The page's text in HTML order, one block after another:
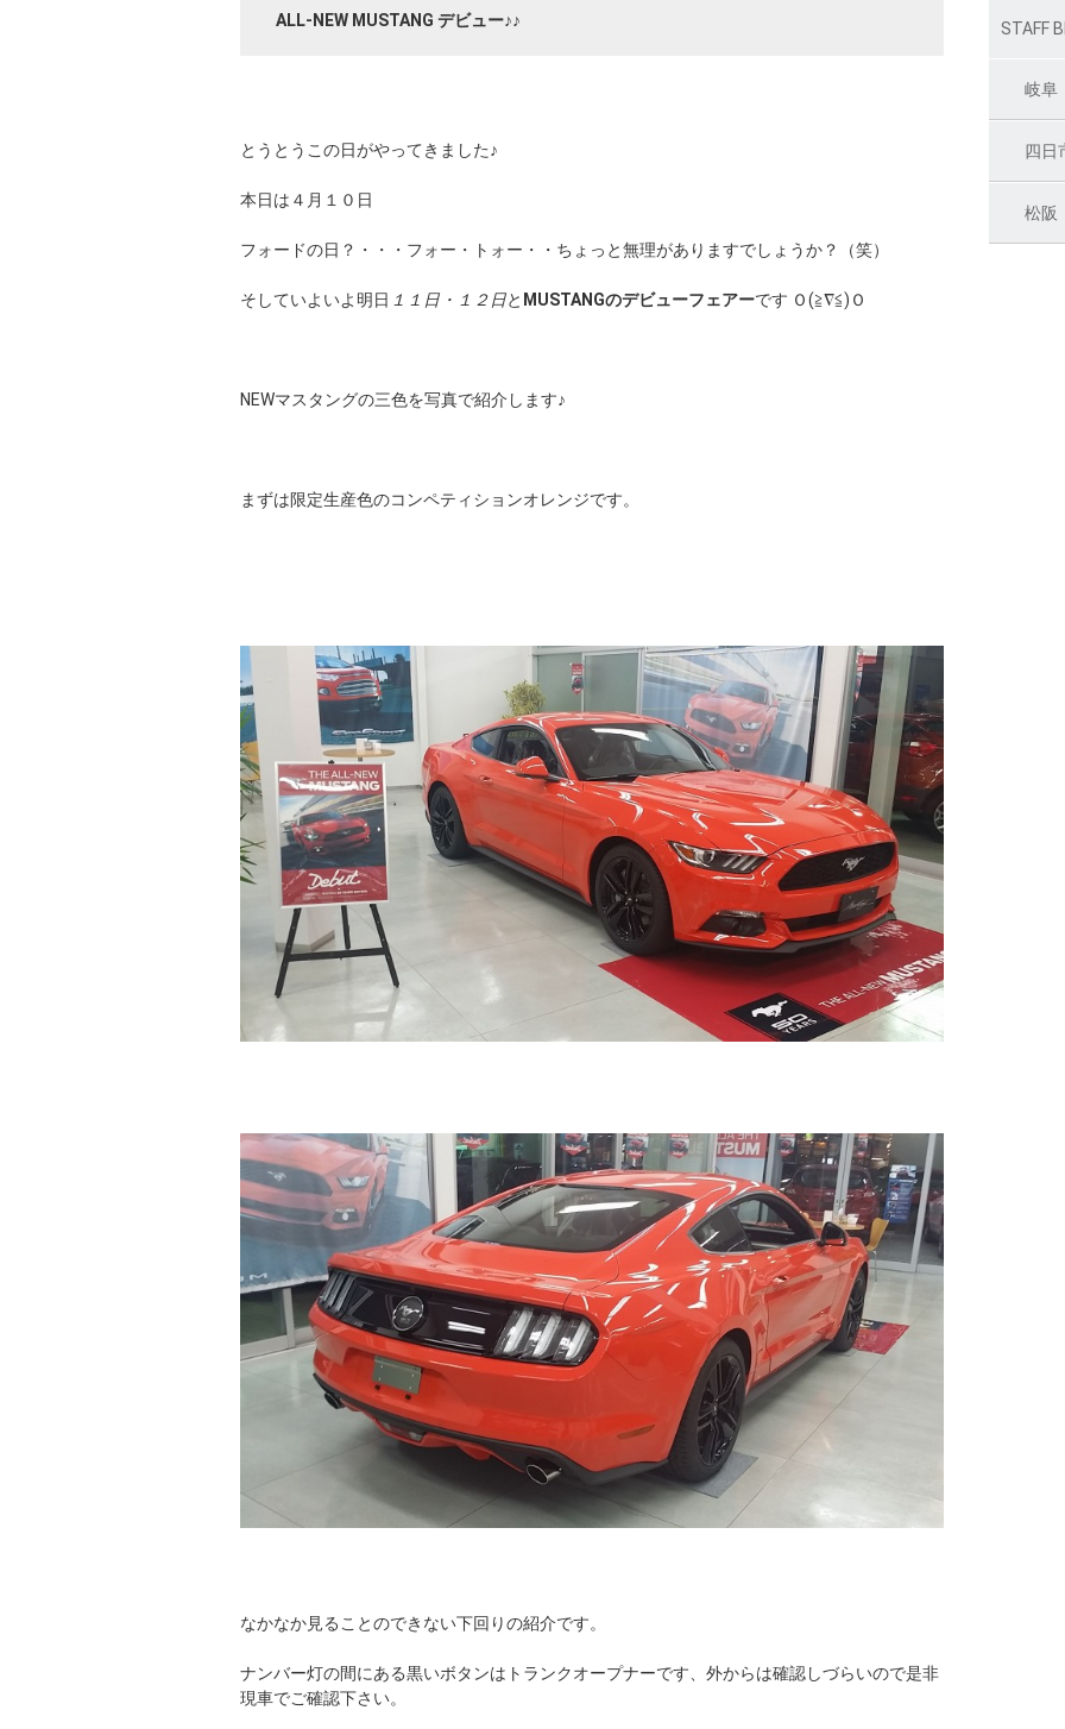
ALL-NEW MUSTANG デビュー♪♪
とうとうこの日がやってきました♪
本日は４月１０日
フォードの日？・・・フォー・トォー・・ちょっと無理がありますでしょうか？（笑）
そしていよいよ明日 １１日・１２日と MUSTANGのデビューフェアーです Ｏ(≧∇≦)Ｏ
NEWマスタングの三色を写真で紹介します♪
まずは限定生産色のコンペティションオレンジです。
なかなか見ることのできない下回りの紹介です。
ナンバー灯の間にある黒いボタンはトランクオープナーです、外からは確認しづらいので是非
現車でご確認下さい。
STAFF
岐阜
四日
松阪